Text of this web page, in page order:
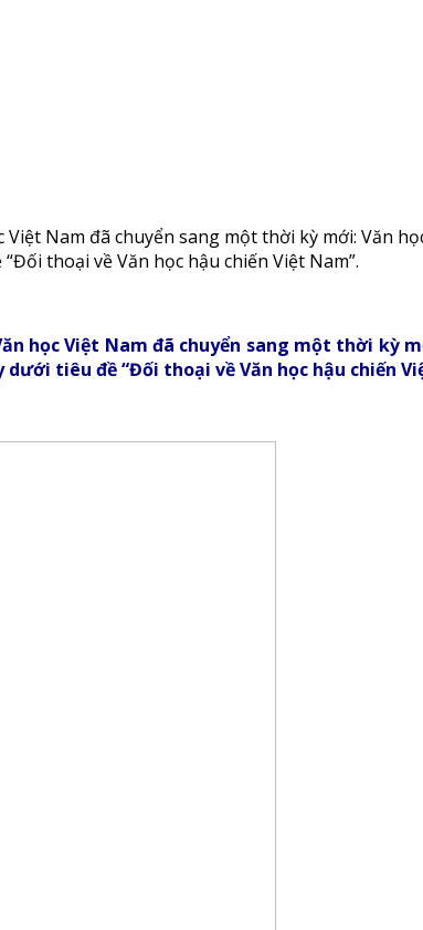
Nam đã chuyển sang một thời kỳ mới: Văn
thoại về Văn học hậu chiến Việt Nam”.
học Việt Nam đã chuyển sang một thời kỳ
tiêu đề “Đối thoại về Văn học hậu chiến